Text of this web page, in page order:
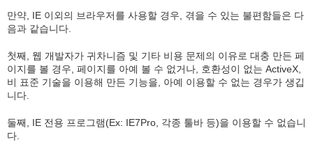
만약, IE 이외의 브라우저를 사용할 경우, 겪을 수 있는 불편함들은 다
음과 같습니다.
첫째, 웹 개발자가 귀차니즘 및 기타 비용 문제의 이유로 대충 만든 페
이지를 볼 경우, 페이지를 아예 볼 수 없거나, 호환성이 없는 ActiveX,
비 표준 기술을 이용해 만든 기능을, 아예 이용할 수 없는 경우가 생깁
니다.
둘째, IE 전용 프로그램(Ex: IE7Pro, 각종 툴바 등)을 이용할 수 없습니
다.